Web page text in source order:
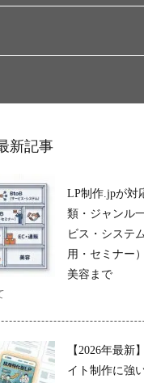
新記事
LP制作.jpが対
類・ジャンル
ビス・システ
用・セミナー
美容まで
【2026年最新
イト制作に強